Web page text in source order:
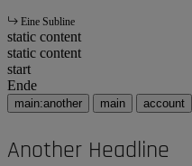
Eine Subline
static content
static content
start
Ende
main:another main account
Another Headline